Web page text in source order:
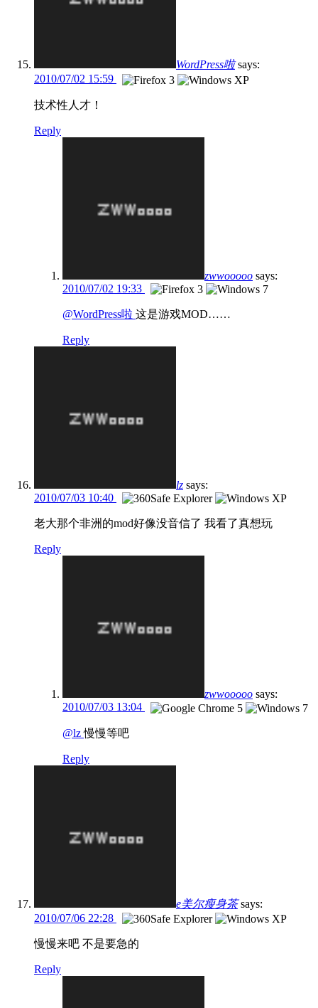
WordPress啦 says:
2010/07/02 15:59
技术性人才！
Reply
zwwooooo says:
2010/07/02 19:33
@WordPress啦 这是游戏MOD……
Reply
lz says:
2010/07/03 10:40
老大那个非洲的mod好像没音信了 我看了真想玩
Reply
zwwooooo says:
2010/07/03 13:04
@lz慢慢等吧
Reply
e美尔瘦身茶 says:
2010/07/06 22:28
慢慢来吧 不是要急的
Reply